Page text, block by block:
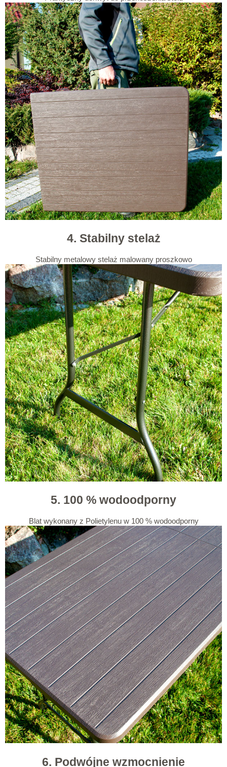
4. Stabilny stelaż
Stabilny metalowy stelaż malowany proszkowo
5. 100 % wodoodporny
Blat wykonany z Polietylenu w 100 % wodoodporny
6. Podwójne wzmocnienie